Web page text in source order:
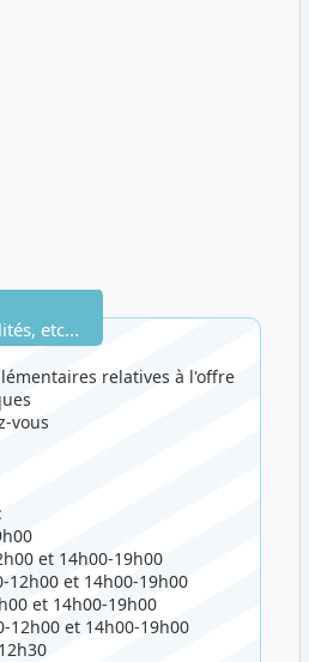
etc...
relatives à l'offre
vous
et 14h00-19h00
12h00 et 14h00-19h00
et 14h00-19h00
12h00 et 14h00-19h00